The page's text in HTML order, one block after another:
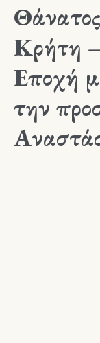
Κρήτη
Εποχή
την